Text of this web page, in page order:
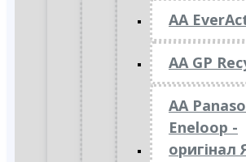
AA
AA GP
AA
Eneloop -
оригінал